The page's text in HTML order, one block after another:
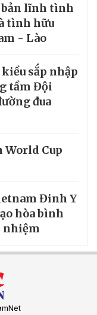
bản lĩnh tình
tình hữu
- Lào
sắp nhập
tầm Đội
đua
World Cup
Đinh Y
hòa bình
nhiệm